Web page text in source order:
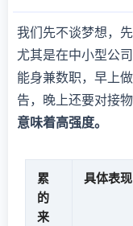
我们先不谈梦想，
尤其是在中小型公
能身兼数职，早上
告，晚上还要对接物
意味着高强度。
累
的
来
具体表现